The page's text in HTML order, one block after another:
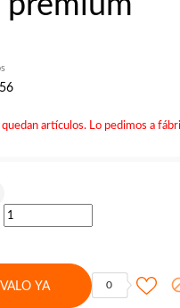
artículos. Lo pedimos a
YA 0